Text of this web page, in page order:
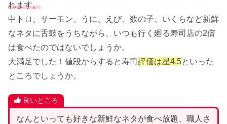
れます。
中トロ、サーモン、うに、えび、数の子、いくらなど新鮮
なネタに舌鼓をうちながら、いつも行く廻る寿司店の2倍
は食べたのではないでしょうか。
大満足でした！値段からすると寿司 評価は星4.5といった
ところでしょうか。
良いところ
なんといっても好きな新鮮なネタが食べ放題、職人さ